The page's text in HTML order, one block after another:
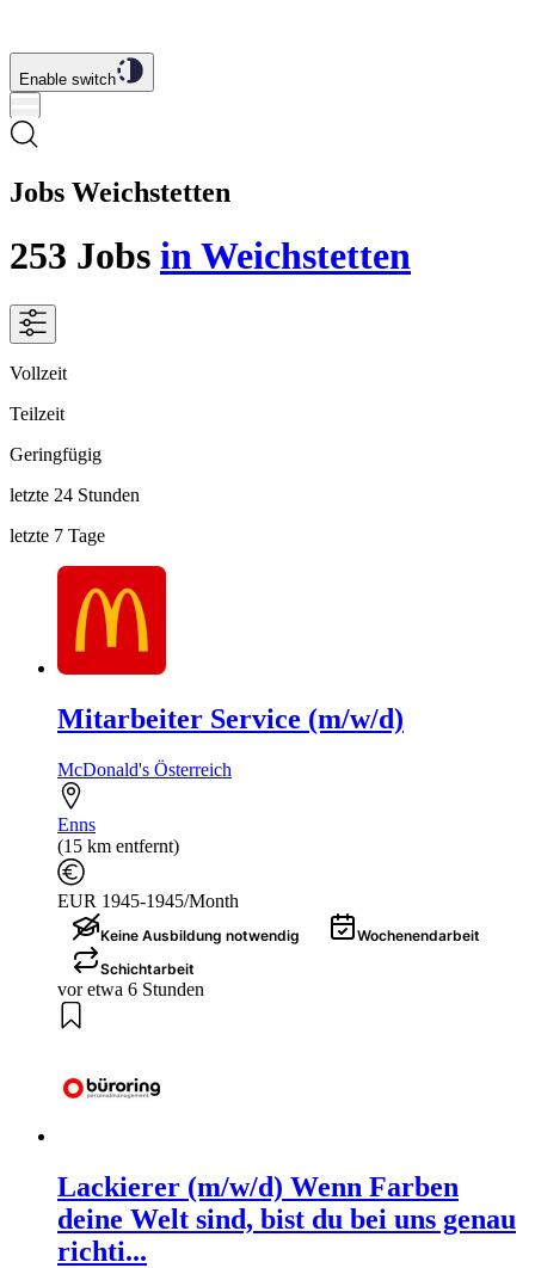
Enable switch
Jobs Weichstetten
253 Jobs in Weichstetten
Vollzeit
Teilzeit
Geringfügig
letzte 24 Stunden
letzte 7 Tage
Mitarbeiter Service (m/w/d)
McDonald's Österreich
Enns
(15 km entfernt)
EUR 1945-1945/Month
Keine Ausbildung notwendig
Wochenendarbeit
Schichtarbeit
vor etwa 6 Stunden
Lackierer (m/w/d) Wenn Farben
deine Welt sind, bist du bei uns genau
richti...